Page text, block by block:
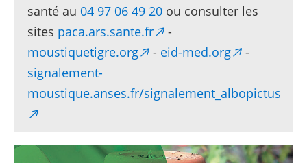
santé au 04 97 06 49 20 ou consulter les
sites paca.ars.sante.fr
-
moustiquetigre.org
- eid-med.org
-
signalement-
moustique.anses.fr/signalement_albopictus